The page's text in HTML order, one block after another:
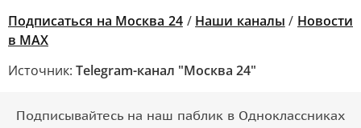
Подписаться на Москва 24/ Наши каналы / Новости
в MAX
Источник: Telegram-канал "Москва 24"
Подписывайтесь на наш паблик в Одноклассниках